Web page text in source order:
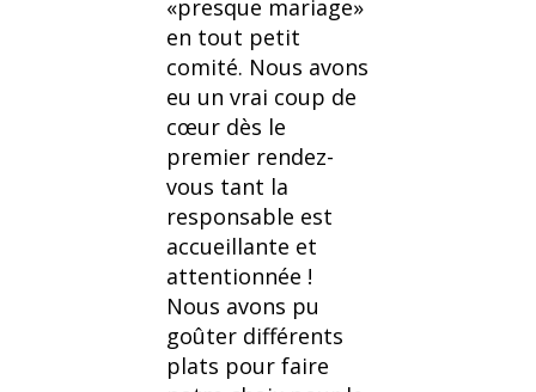
«presque mariage»
en tout petit
comité. Nous avons
eu un vrai coup de
cœur dès le
premier rendez-
vous tant la
responsable est
accueillante et
attentionnée !
Nous avons pu
goûter différents
plats pour faire